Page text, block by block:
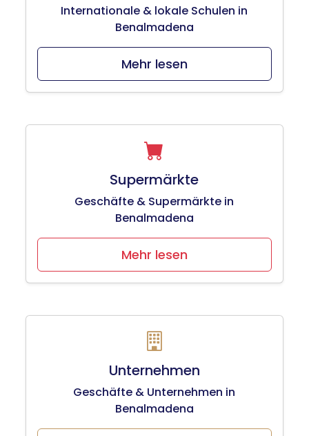
Internationale & lokale Schulen in
Benalmadena
Mehr lesen
Supermärkte
Geschäfte & Supermärkte in
Benalmadena
Mehr lesen
Unternehmen
Geschäfte & Unternehmen in
Benalmadena